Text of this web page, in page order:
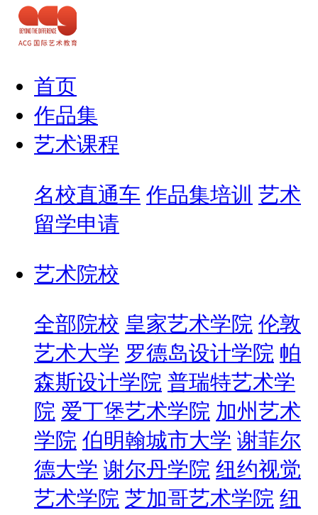
首页
作品集
艺术课程
名校直通车 作品集培训 艺术
留学申请
艺术院校
全部院校 皇家艺术学院 伦敦
艺术大学 罗德岛设计学院 帕
森斯设计学院 普瑞特艺术学
院 爱丁堡艺术学院 加州艺术
学院 伯明翰城市大学 谢菲尔
德大学 谢尔丹学院 纽约视觉
艺术学院 芝加哥艺术学院 纽